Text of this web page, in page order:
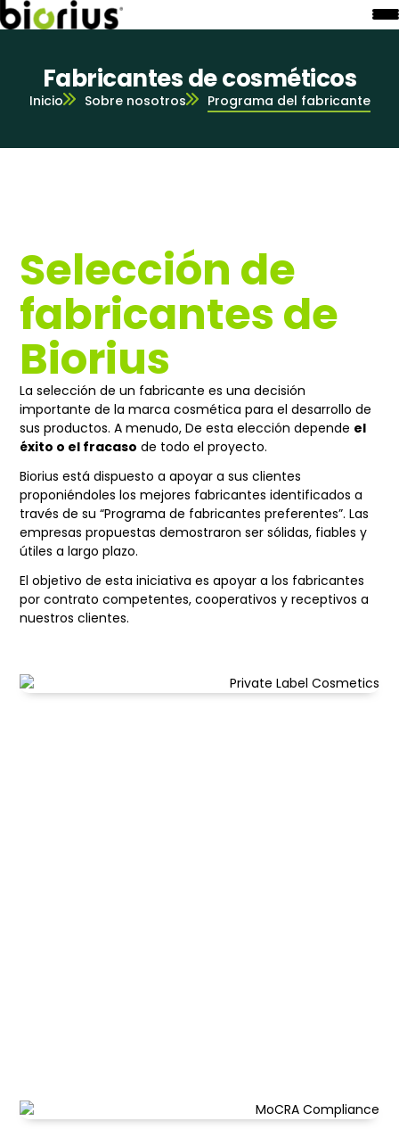
Fabricantes de cosméticos
Inicio Sobre nosotros Programa del fabricante
Selección de
fabricantes de
Biorius
La selección de un fabricante es una decisión
importante de la marca cosmética para el desarrollo de
sus productos. A menudo, De esta elección depende el
éxito o el fracaso de todo el proyecto.
Biorius está dispuesto a apoyar a sus clientes
proponiéndoles los mejores fabricantes identificados a
través de su “Programa de fabricantes preferentes”. Las
empresas propuestas demostraron ser sólidas, fiables y
útiles a largo plazo.
El objetivo de esta iniciativa es apoyar a los fabricantes
por contrato competentes, cooperativos y receptivos a
nuestros clientes.